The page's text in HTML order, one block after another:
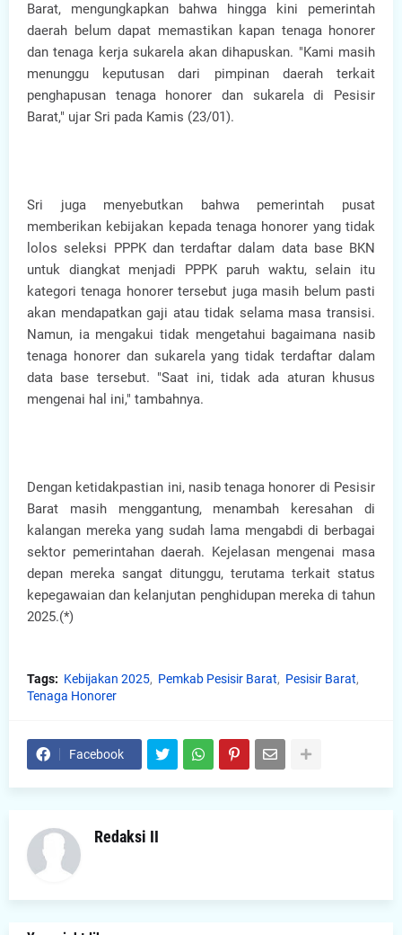
Barat, mengungkapkan bahwa hingga kini pemerintah
daerah belum dapat memastikan kapan tenaga honorer
dan tenaga kerja sukarela akan dihapuskan. "Kami masih
menunggu keputusan dari pimpinan daerah terkait
penghapusan tenaga honorer dan sukarela di Pesisir
Barat," ujar Sri pada Kamis (23/01).
Sri juga menyebutkan bahwa pemerintah pusat
memberikan kebijakan kepada tenaga honorer yang tidak
lolos seleksi PPPK dan terdaftar dalam data base BKN
untuk diangkat menjadi PPPK paruh waktu, selain itu
kategori tenaga honorer tersebut juga masih belum pasti
akan mendapatkan gaji atau tidak selama masa transisi.
Namun, ia mengakui tidak mengetahui bagaimana nasib
tenaga honorer dan sukarela yang tidak terdaftar dalam
data base tersebut. "Saat ini, tidak ada aturan khusus
mengenai hal ini," tambahnya.
Dengan ketidakpastian ini, nasib tenaga honorer di Pesisir
Barat masih menggantung, menambah keresahan di
kalangan mereka yang sudah lama mengabdi di berbagai
sektor pemerintahan daerah. Kejelasan mengenai masa
depan mereka sangat ditunggu, terutama terkait status
kepegawaian dan kelanjutan penghidupan mereka di tahun
2025.(*)
Tags: Kebijakan 2025 Pemkab Pesisir Barat
Pesisir Barat
Tenaga Honorer
Facebook
Redaksi II